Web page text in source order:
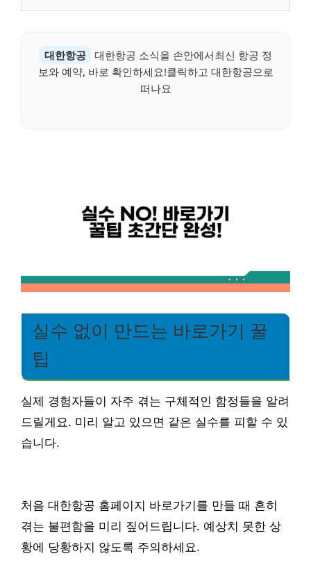
대한항공 대한항공 소식을 손안에서최신 항공 정
보와 예약, 바로 확인하세요!클릭하고 대한항공으로
떠나요
실수 없이 만드는 바로가기 꿀
팁
실제 경험자들이 자주 겪는 구체적인 함정들을 알려
드릴게요. 미리 알고 있으면 같은 실수를 피할 수 있
습니다.
처음 대한항공 홈페이지 바로가기를 만들 때 흔히
겪는 불편함을 미리 짚어드립니다. 예상치 못한 상
황에 당황하지 않도록 주의하세요.